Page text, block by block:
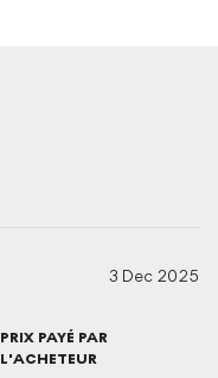
3 Dec 2025
PRIX PAYÉ PAR
L'ACHETEUR